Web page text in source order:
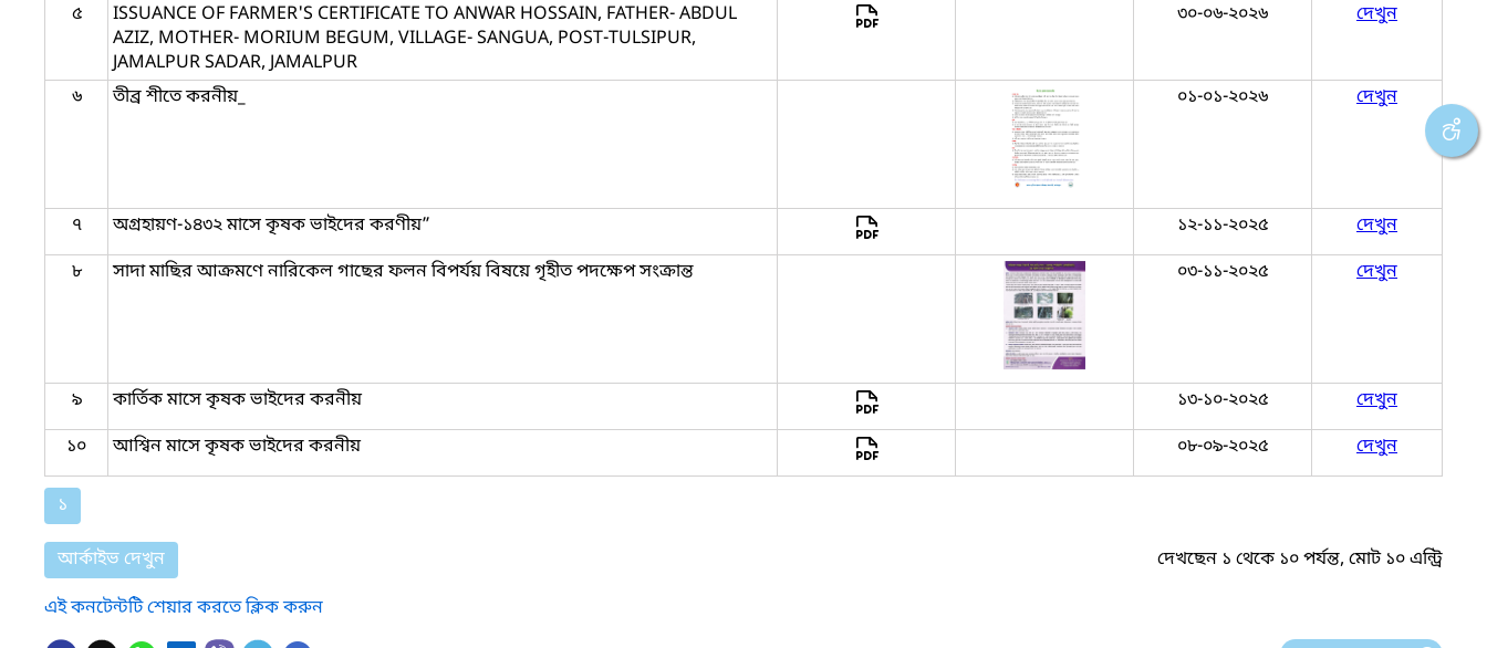
৫
ISSUANCE OF FARMER'S CERTIFICATE TO ANWAR HOSSAIN, FATHER- ABDUL
AZIZ, MOTHER- MORIUM BEGUM, VILLAGE- SANGUA, POST-TULSIPUR,
JAMALPUR SADAR, JAMALPUR
৩০-০৬-২০২৬ দেখুন
৬ তীব্র শীতে করনীয়_ ০১-০১-২০২৬ দেখুন
৭ অগ্রহায়ণ-১৪৩২ মাসে কৃষক ভাইদের করণীয়” ১২-১১-২০২৫
দেখুন
৮
সাদা মাছির আক্রমণে নারিকেল গাছের ফলন বিপর্যয় বিষয়ে গৃহীত পদক্ষেপ সংক্রান্ত ০৩-১১-২০২৫ দেখুন
৯ কার্তিক মাসে কৃষক ভাইদের করনীয় ১৩-১০-২০২৫
দেখুন
১০
আশ্বিন মাসে কৃষক ভাইদের করনীয় ০৮-০৯-২০২৫ দেখুন
১
আর্কাইভ দেখুন
দেখছেন ১ থেকে ১০ পর্যন্ত, মোট ১০ এন্ট্রি
এই কনটেন্টটি শেয়ার করতে ক্লিক করুন